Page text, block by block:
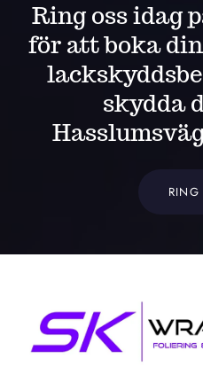
Ring oss idag
för att boka
skydda
RING